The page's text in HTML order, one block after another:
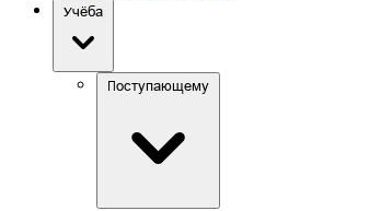
Учёба
Поступающему